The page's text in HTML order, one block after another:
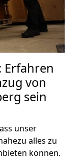
Erfahren
von
sein
unser
alles zu
können.